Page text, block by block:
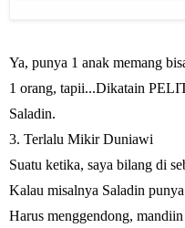
Ya, punya 1 anak memang
1 orang, tapii...Dikatain
Saladin.
3. Terlalu Mikir Duniawi
Suatu ketika, saya bilang di
Kalau misalnya Saladin
Harus menggendong,